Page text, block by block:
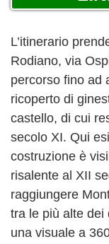
L’itinerario
Rodiano, via
percorso fino ad
ricoperto di
castello, di cui
secolo XI. Qui
costruzione è
risalente al XII
raggiungere
tra le più alte dei
una visuale a